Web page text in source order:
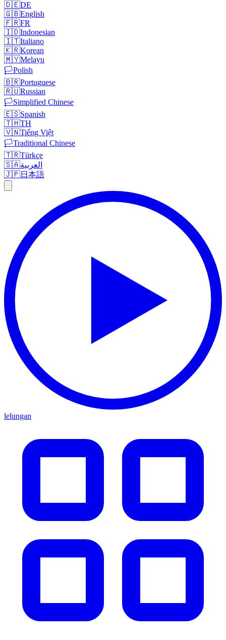
🇩🇪DE
🇬🇧English
🇫🇷FR
🇮🇩Indonesian
🇮🇹Italiano
🇰🇷Korean
🇲🇾Melayu
🏳️Polish
🇧🇷Portuguese
🇷🇺Russian
🏳️Simplified Chinese
🇪🇸Spanish
🇹🇭TH
🇻🇳Tiếng Việt
🏳️Traditional Chinese
🇹🇷Türkçe
🇸🇦العربية
🇯🇵日本語
lelungan